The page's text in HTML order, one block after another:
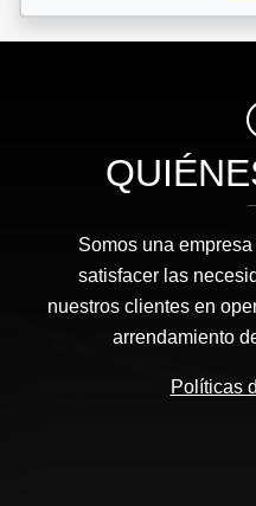
Somos una
satisfacer las
nuestros clientes en
arrendamiento
Políticas